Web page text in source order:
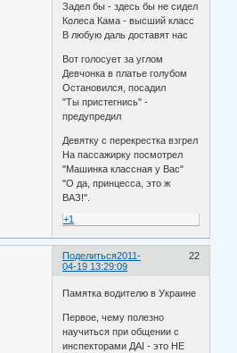
Задел бы - здесь бы не сидел
Колеса Кама - высший класс
В любую даль доставят нас
Вот голосует за углом
Девчонка в платье голубом
Остановился, посадил
"Ты пристегнись" -
предупредил
Девятку с перекрестка взгрел
На пассажирку посмотрел
"Машинка классная у Вас"
"О да, принцесса, это ж
ВАЗ!".
+1
Поделиться 22
2011-
04-19 13:29:09
Памятка водителю в Украине
Первое, чему полезно
научиться при общении с
инспекторами ДАІ - это НЕ